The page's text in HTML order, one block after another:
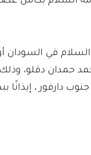
في السودان
حمدان دقلو،
جنوب دارفور ،